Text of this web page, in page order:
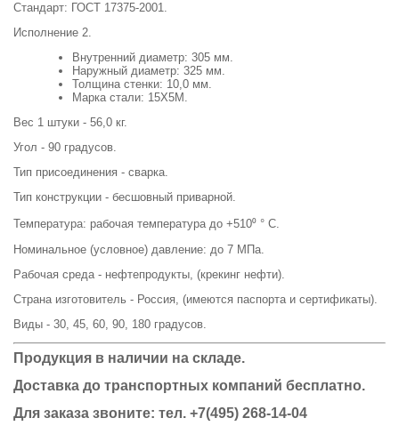
Стандарт: ГОСТ 17375-2001.
Исполнение 2.
Внутренний диаметр: 305 мм.
Наружный диаметр: 325 мм.
Толщина стенки: 10,0 мм.
Марка стали: 15Х5М.
Вес 1 штуки - 56,0 кг.
Угол - 90 градусов.
Тип присоединения - сварка.
Тип конструкции - бесшовный приварной.
Температура: рабочая температура до +510⁰ ° C.
Номинальное (условное) давление: до 7 МПа.
Рабочая среда - нефтепродукты, (крекинг нефти).
Страна изготовитель - Россия, (имеются паспорта и сертификаты).
Виды - 30, 45, 60, 90, 180 градусов.
Продукция в наличии на складе.
Доставка до транспортных компаний бесплатно.
Для заказа звоните: тел. +7(495) 268-14-04